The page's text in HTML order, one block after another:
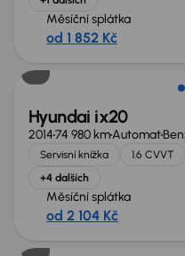
Měsíční splátka
od 1 852 Kč
Hyundai ix20
201474 980 kmAutomat
Servisní knížka 1.6 CVVT
+4 dalších
Měsíční splátka
od 2 104 Kč